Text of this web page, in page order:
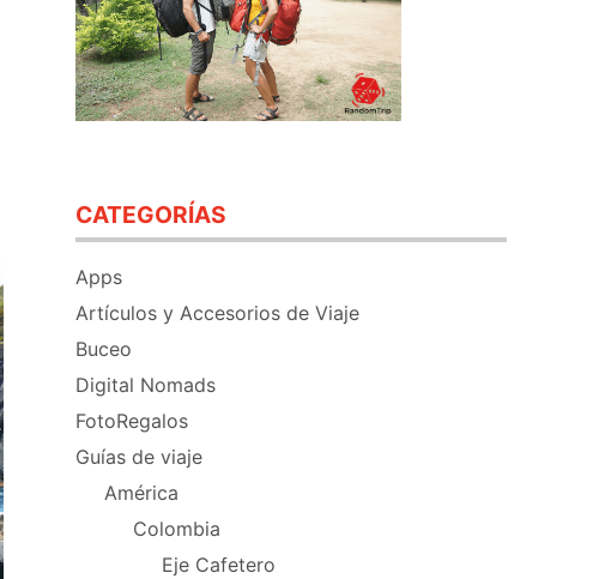
CATEGORÍAS
Apps
Artículos y Accesorios de Viaje
Buceo
Digital Nomads
FotoRegalos
Guías de viaje
América
Colombia
Eje Cafetero